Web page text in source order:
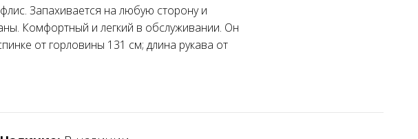
Запахивается на любую сторону и
Комфортный и легкий в обслуживании. Он
от горловины 131 см; длина рукава от